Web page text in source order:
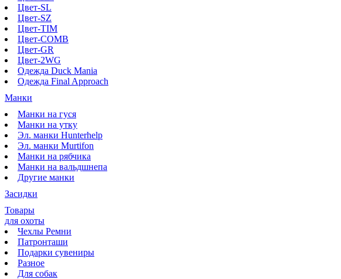
Цвет-SL
Цвет-SZ
Цвет-TIM
Цвет-COMB
Цвет-GR
Цвет-2WG
Одежда Duck Mania
Одежда Final Approach
Манки
Манки на гуся
Манки на утку
Эл. манки Hunterhelp
Эл. манки Murtifon
Манки на рябчика
Манки на вальдшнепа
Другие манки
Засидки
Товары
для охоты
Чехлы Ремни
Патронташи
Подарки сувениры
Разное
Для собак